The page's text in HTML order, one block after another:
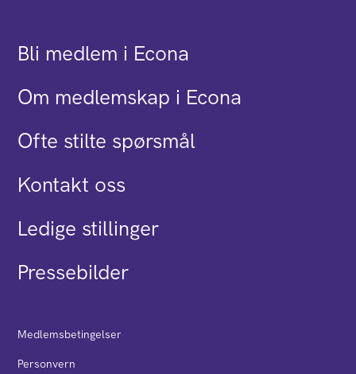
Bli medlem i Econa
Om medlemskap i Econa
Ofte stilte spørsmål
Kontakt oss
Ledige stillinger
Pressebilder
Medlemsbetingelser
Personvern